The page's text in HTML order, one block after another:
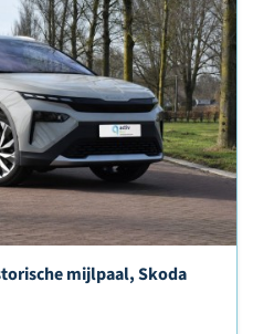
mijlpaal, Skoda